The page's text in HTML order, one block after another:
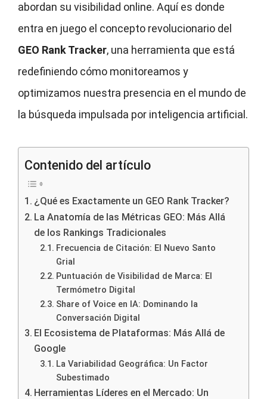
abordan su visibilidad online. Aquí es donde
entra en juego el concepto revolucionario del
GEO Rank Tracker, una herramienta que está
redefiniendo cómo monitoreamos y
optimizamos nuestra presencia en el mundo de
la búsqueda impulsada por inteligencia artificial.
Contenido del artículo
¿Qué es Exactamente un GEO Rank Tracker?
La Anatomía de las Métricas GEO: Más Allá
de los Rankings Tradicionales
Frecuencia de Citación: El Nuevo Santo
Grial
Puntuación de Visibilidad de Marca: El
Termómetro Digital
Share of Voice en IA: Dominando la
Conversación Digital
El Ecosistema de Plataformas: Más Allá de
Google
La Variabilidad Geográfica: Un Factor
Subestimado
Herramientas Líderes en el Mercado: Un